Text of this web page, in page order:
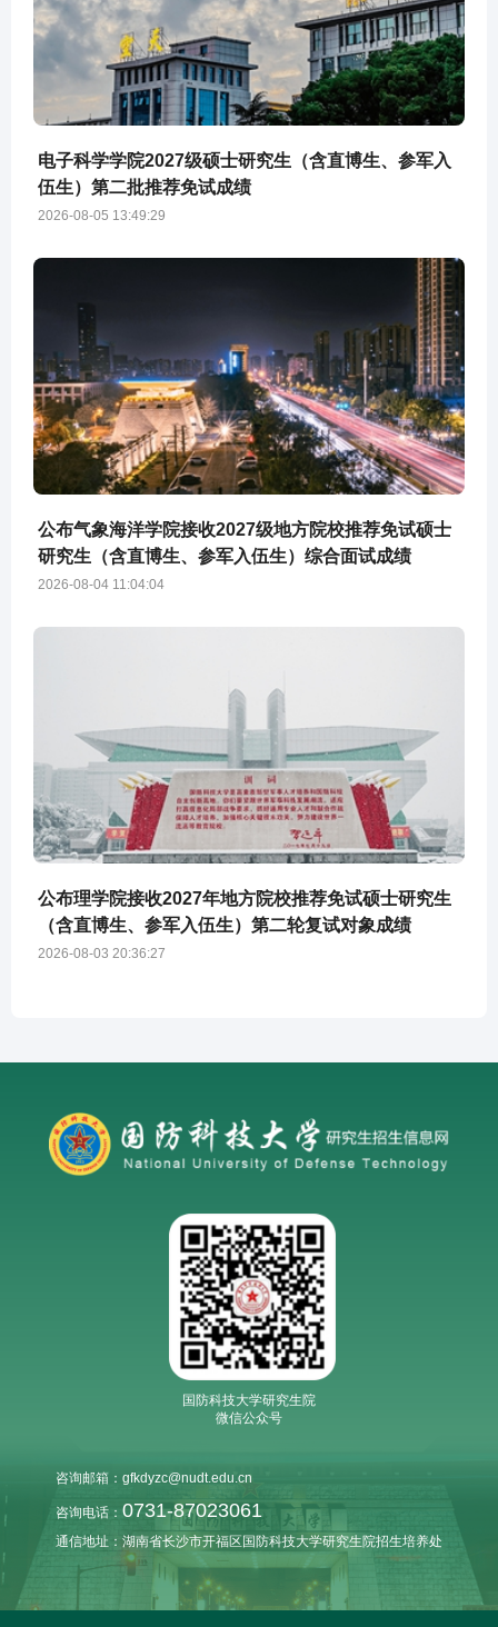
电子科学学院2027级硕士研究生（含直博生、参军入
伍生）第二批推荐免试成绩
2026-08-05 13:49:29
公布气象海洋学院接收2027级地方院校推荐免试硕士
研究生（含直博生、参军入伍生）综合面试成绩
2026-08-04 11:04:04
公布理学院接收2027年地方院校推荐免试硕士研究生
（含直博生、参军入伍生）第二轮复试对象成绩
2026-08-03 20:36:27
国防科技大学研究生院
微信公众号
咨询邮箱：gfkdyzc@nudt.edu.cn
咨询电话： 0731-87023061
通信地址：湖南省长沙市开福区国防科技大学研究生院招生培养处